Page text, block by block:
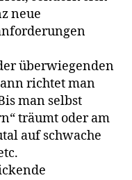
neue
überwiegenden
richtet man
man selbst
träumt oder am
auf schwache